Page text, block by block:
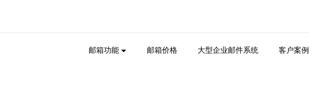
邮箱功能 邮箱价格 大型企业邮件系统 客户案例